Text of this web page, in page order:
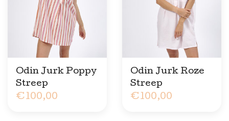
Odin Jurk Poppy
Streep
€100,00
Odin Jurk Roze
Streep
€100,00